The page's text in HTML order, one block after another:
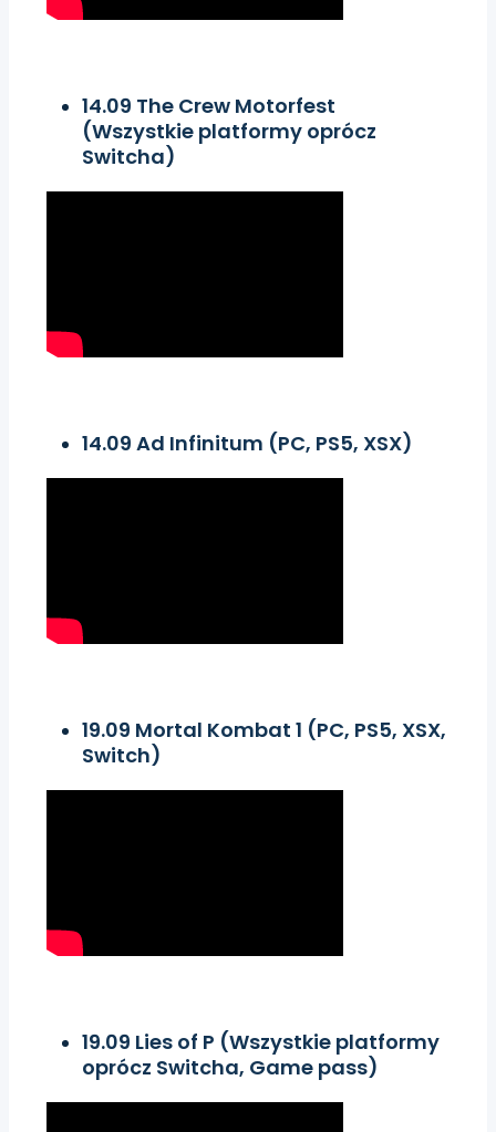
14.09 The Crew Motorfest
(Wszystkie platformy oprócz
Switcha)
14.09 Ad Infinitum (PC, PS5, XSX)
19.09 Mortal Kombat 1 (PC, PS5, XSX,
Switch)
19.09 Lies of P (Wszystkie platformy
oprócz Switcha, Game pass)